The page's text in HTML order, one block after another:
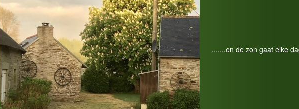
.......en de zon gaat elke